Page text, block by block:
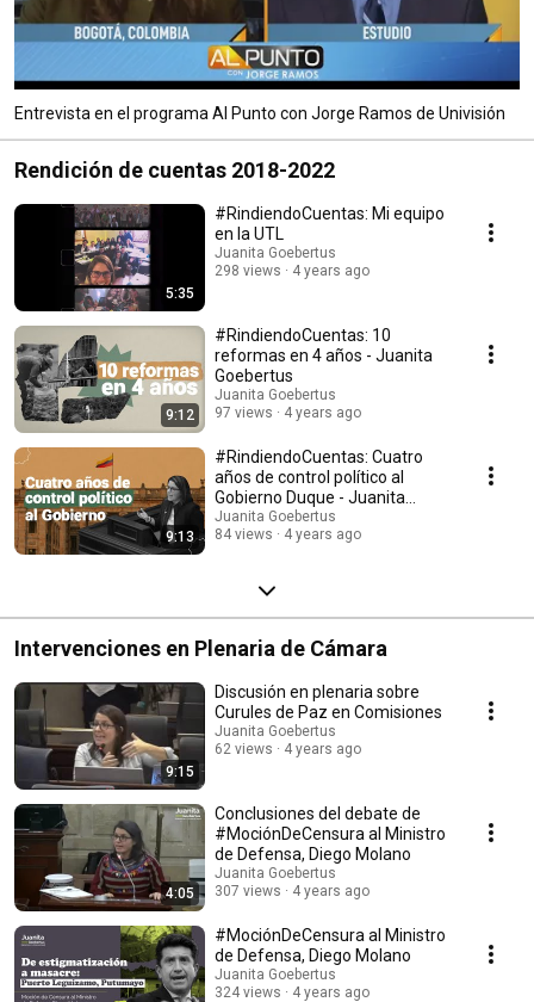
Entrevista en el programa Al Punto con Jorge Ramos de Univisión
Rendición de cuentas 2018-2022
5:35
#RindiendoCuentas: Mi equipo
en la UTL
Juanita Goebertus
298 views
4 years ago
9:12
#RindiendoCuentas: 10
reformas en 4 años - Juanita
Goebertus
Juanita Goebertus
97 views
4 years ago
9:13
#RindiendoCuentas: Cuatro
años de control político al
Gobierno Duque - Juanita
Goebertus
Juanita Goebertus
84 views
4 years ago
Intervenciones en Plenaria de Cámara
9:15
Discusión en plenaria sobre
Curules de Paz en Comisiones
Juanita Goebertus
62 views
4 years ago
4:05
Conclusiones del debate de
#MociónDeCensura al Ministro
de Defensa, Diego Molano
Juanita Goebertus
307 views
4 years ago
#MociónDeCensura al Ministro
de Defensa, Diego Molano
Juanita Goebertus
324 views
4 years ago